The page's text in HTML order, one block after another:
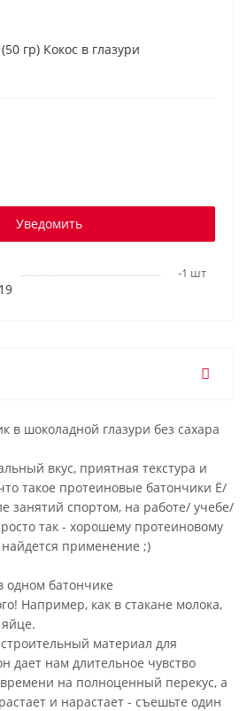
гр) Кокос в глазури
Уведомить
-1 шт
в шоколадной глазури без сахара
вкус, приятная текстура и
такое протеиновые батончики Ё/
занятий спортом, на работе/ учебе/
так - хорошему протеиновому
найдется применение ;)
одном батончике
Например, как в стакане молока,
материал для
дает нам длительное чувство
на полноценный перекус, а
и нарастает - съешьте один